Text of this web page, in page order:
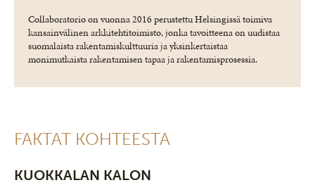
Collaboratorio on vuonna 2016 perustettu Helsingissä toimiva
kansainvälinen arkkitehtitoimisto, jonka tavoitteena on uudistaa
suomalaista rakentamiskulttuuria ja yksinkertaistaa
monimutkaista rakentamisen tapaa ja rakentamisprosessia.
FAKTAT KOHTEESTA
KUOKKALAN KALON